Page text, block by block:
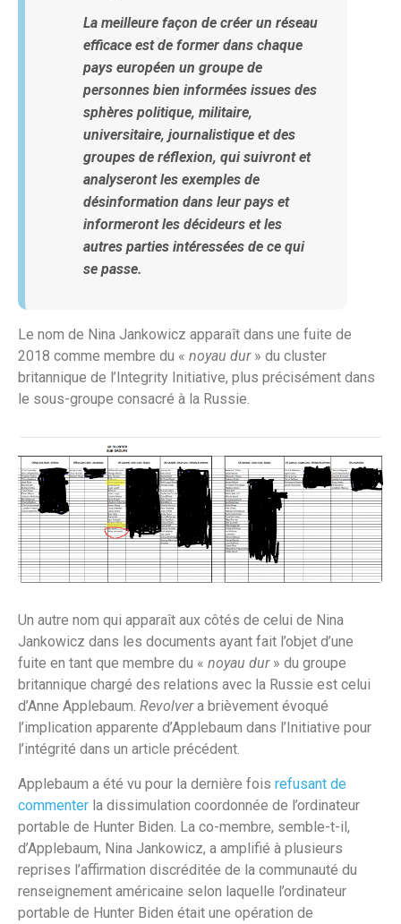
La meilleure façon de créer un réseau
efficace est de former dans chaque
pays européen un groupe de
personnes bien informées issues des
sphères politique, militaire,
universitaire, journalistique et des
groupes de réflexion, qui suivront et
analyseront les exemples de
désinformation dans leur pays et
informeront les décideurs et les
autres parties intéressées de ce qui
se passe.
Le nom de Nina Jankowicz apparaît dans une fuite de
2018 comme membre du « noyau dur» du cluster
britannique de l’Integrity Initiative, plus précisément dans
le sous-groupe consacré à la Russie.
Un autre nom qui apparaît aux côtés de celui de Nina
Jankowicz dans les documents ayant fait l’objet d’une
fuite en tant que membre du « noyau dur» du groupe
britannique chargé des relations avec la Russie est celui
d’Anne Applebaum. Revolvera brièvement évoqué
l’implication apparente d’Applebaum dans l’Initiative pour
l’intégrité dans un article précédent.
Applebaum a été vu pour la dernière fois refusant de
commenter la dissimulation coordonnée de l’ordinateur
portable de Hunter Biden. La co-membre, semble-t-il,
d’Applebaum, Nina Jankowicz, a amplifié à plusieurs
reprises l’affirmation discréditée de la communauté du
renseignement américaine selon laquelle l’ordinateur
portable de Hunter Biden était une opération de